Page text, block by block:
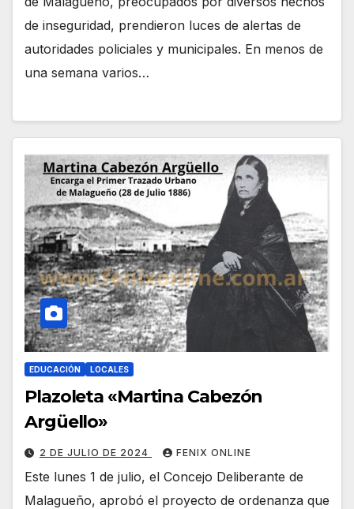
de inseguridad, prendieron luces de alertas de
autoridades policiales y municipales. En menos de
una semana varios…
EDUCACIÓN LOCALES
Plazoleta «Martina Cabezón
Argüello»
2 DE JULIO DE 2024 FENIX ONLINE
Este lunes 1 de julio, el Concejo Deliberante de
Malagueño, aprobó el proyecto de ordenanza que